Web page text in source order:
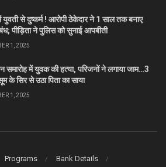
युवती से दुष्कर्म ! आरोपी ठेकेदार ने 1 साल तक बनाए
पीड़िता ने पुलिस को सुनाई आपबीती
1, 2025
समारोह में युवक की हत्या, परिजनों ने लगाया जाम…3
के सिर से उठा पिता का साया
1, 2025
Programs
Bank Details